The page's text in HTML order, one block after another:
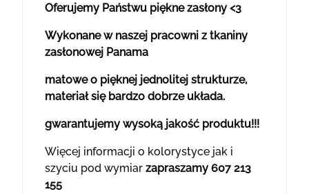
Oferujemy Państwu piękne zasłony <3
Wykonane w naszej pracowni z tkaniny
zasłonowej Panama
matowe o pięknej jednolitej strukturze,
materiał się bardzo dobrze układa.
gwarantujemy wysoką jakość produktu!!!
Więcej informacji o kolorystyce jak i
szyciu pod wymiar zapraszamy 607 213
155